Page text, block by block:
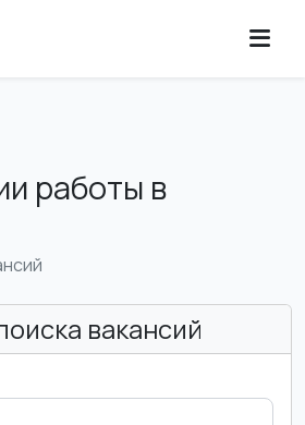
работы в
вакансий